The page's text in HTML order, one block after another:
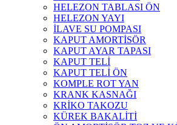
HELEZON TABLASI ÖN
HELEZON YAYI
İLAVE SU POMPASI
KAPUT AMORTİSÖR
KAPUT AYAR TAPASI
KAPUT TELİ
KAPUT TELİ ÖN
KOMPLE ROT YAN
KRANK KASNAĞI
KRİKO TAKOZU
KÜREK BAKALİTİ